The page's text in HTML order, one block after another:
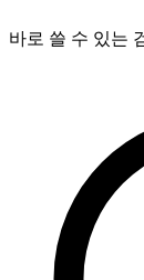
바로 쓸 수 있는